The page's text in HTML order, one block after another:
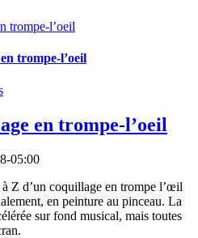
trompe-l’oeil
trompe-l’oeil
en trompe-l’oeil
05:00
Z d’un coquillage en trompe l’œil
en peinture au pinceau. La
sur fond musical, mais toutes